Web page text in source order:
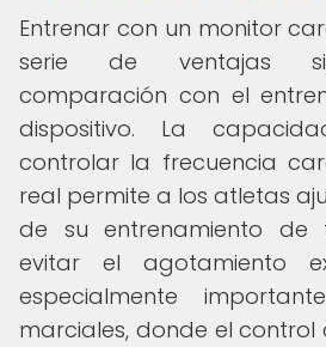
Entrenar con un monitor
serie de ventajas
comparación con el
dispositivo. La
controlar la frecuencia
real permite a los atletas
de su entrenamiento de
evitar el agotamiento
especialmente
marciales, donde el